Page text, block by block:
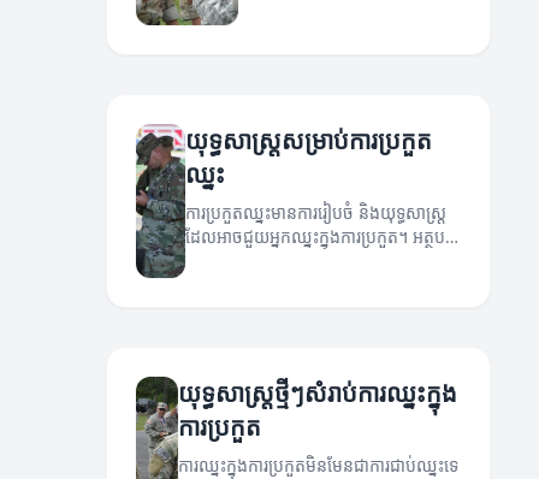
យុទ្ធសាស្ត្រសម្រាប់ការប្រកួត
ឈ្នះ
ការប្រកួតឈ្នះមានការរៀបចំ និងយុទ្ធសាស្ត្រ
ដែលអាចជួយអ្នកឈ្នះក្នុងការប្រកួត។ អត្ថបទ
នេះនឹងបង្ហាញពីយុទ្ធសាស្ត្រផ្សេងៗដែលអាច
យុទ្ធសាស្ត្រ​ថ្មីៗសំរាប់ការឈ្នះក្នុង
ការប្រកួត
ការឈ្នះក្នុងការប្រកួតមិនមែនជាការជាប់ឈ្នះទេ